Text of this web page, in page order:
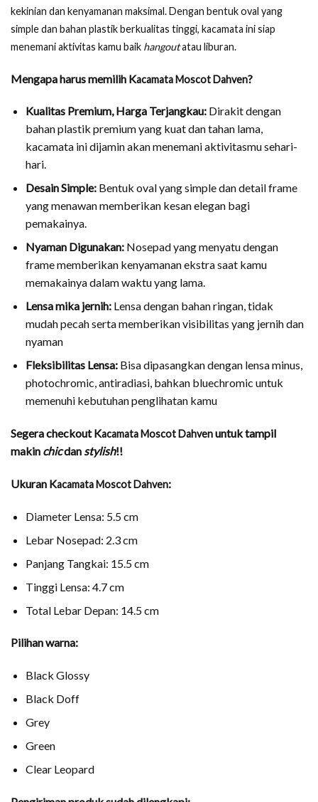
kekinian dan kenyamanan maksimal. Dengan bentuk oval yang
simple dan bahan plastik berkualitas tinggi, kacamata ini siap
menemani aktivitas kamu baik hangoutatau liburan.
Mengapa harus memilih Kacamata Moscot Dahven?
Kualitas Premium, Harga Terjangkau:Dirakit dengan
bahan plastik premium yang kuat dan tahan lama,
kacamata ini dijamin akan menemani aktivitasmu sehari-
hari.
Desain Simple:Bentuk oval yang simple dan detail frame
yang menawan memberikan kesan elegan bagi
pemakainya.
Nyaman Digunakan:Nosepad yang menyatu dengan
frame memberikan kenyamanan ekstra saat kamu
memakainya dalam waktu yang lama.
Lensa mika jernih:Lensa dengan bahan ringan, tidak
mudah pecah serta memberikan visibilitas yang jernih dan
nyaman
Fleksibilitas Lensa:Bisa dipasangkan dengan lensa minus,
photochromic, antiradiasi, bahkan bluechromic untuk
memenuhi kebutuhan penglihatan kamu
Segera checkoutKacamata Moscot Dahvenuntuk tampil
makin chicdanstylish!!
Ukuran Kacamata Moscot Dahven:
Diameter Lensa: 5.5 cm
Lebar Nosepad: 2.3 cm
Panjang Tangkai: 15.5 cm
Tinggi Lensa: 4.7 cm
Total Lebar Depan: 14.5 cm
Pilihan warna:
Black Glossy
Black Doff
Grey
Green
Clear Leopard